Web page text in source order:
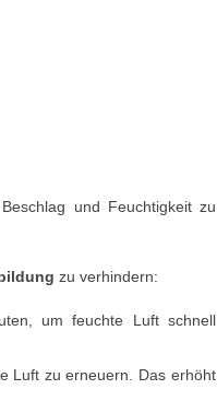
und Feuchtigkeit zu
zu verhindern:
um feuchte Luft schnell
Luft zu erneuern. Das erhöht